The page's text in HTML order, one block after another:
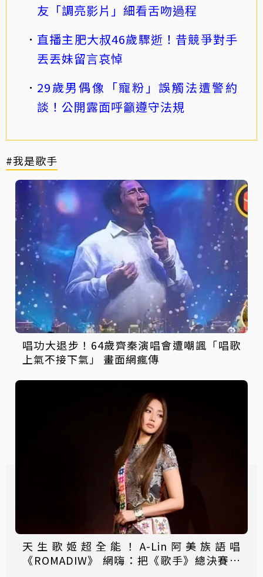
友「調亮影片」細看舌吻過程
直播主肥大叔46歲驟逝！昔競爭對手
丟丟妹留言哀悼
29歲男偶像「寵粉」誤觸法遭警約
談！公開露面呼籲遵守法規
#我是歌手
唱功大退步！64歲齊秦演唱會遭嘲諷「唱歌
上氣不接下氣」 畫面網瘋傳
天生歌姬超全能！A-Lin阿美族語唱
《ROMADIW》 網嗨：把《歌手》總決賽唱